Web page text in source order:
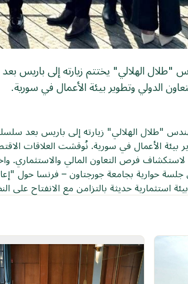
"طلال الهلالي" يختتم زيارته إلى
الدولي وتطوير بيئة الأعمال في سورية.
"طلال الهلالي" زيارته إلى باريس بعد
بيئة الأعمال في سورية. نُوقشت العلاقات
حوارية بجامعة جورجتاون – فرنسا حول
استثمارية حديثة بالتزامن مع الانفتاح على